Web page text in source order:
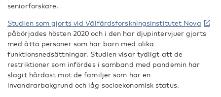
seniorforskare.
Studien som gjorts vid Välfärdsforskningsinstitutet Nova
påbörjades hösten 2020 och i den har djupintervjuer gjorts
med åtta personer som har barn med olika
funktionsnedsättningar. Studien visar tydligt att de
restriktioner som infördes i samband med pandemin har
slagit hårdast mot de familjer som har en
invandrarbakgrund och låg socioekonomisk status.